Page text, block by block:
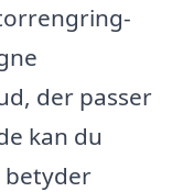
der passer
kan du
betyder